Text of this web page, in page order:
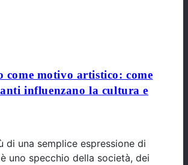
come motivo artistico: come
influenzano la cultura e
di una semplice espressione di
uno specchio della società, dei